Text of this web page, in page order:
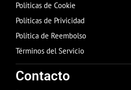
Políticas de Cookie
Políticas de Privicidad
Política de Reembolso
Términos del Servicio
Contacto